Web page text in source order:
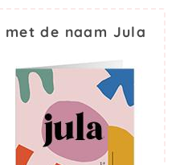
de naam Jula